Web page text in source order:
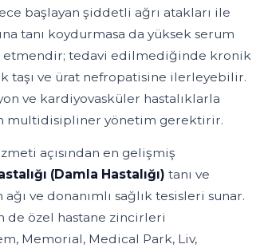
başlayan şiddetli ağrı atakları ile
tanı koydurmasa da yüksek serum
etmendir; tedavi edilmediğinde kronik
taşı ve ürat nefropatisine ilerleyebilir.
ve kardiyovasküler hastalıklarla
multidisipliner yönetim gerektirir.
açısından en gelişmiş
(Damla Hastalığı) tanı ve
ve donanımlı sağlık tesisleri sunar.
de özel hastane zincirleri
Memorial, Medical Park, Liv,